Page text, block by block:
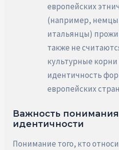
европейских
(например,
итальянцы)
также не
культурные корни
идентичность
европейских
Важность
идентичности
Понимание того, кто